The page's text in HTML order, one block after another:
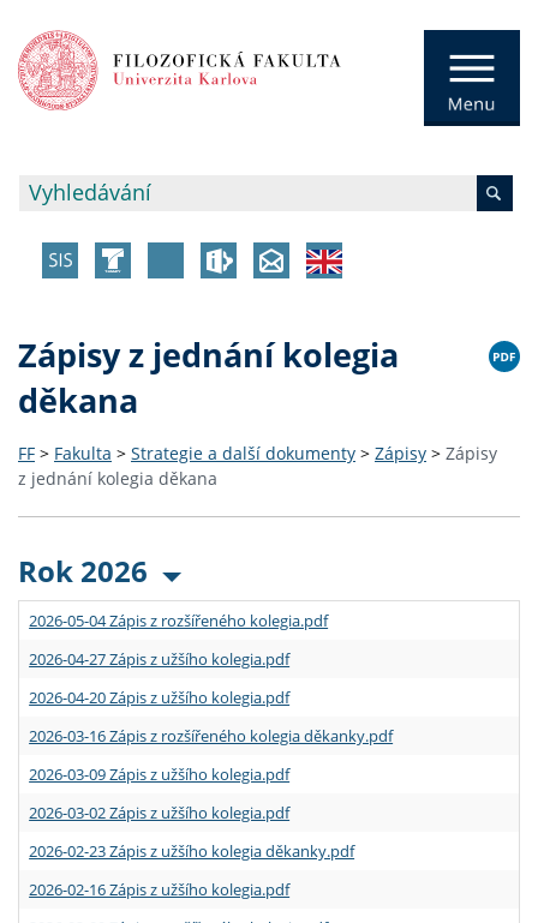
Zápisy z jednání kolegia
děkana
FF > Fakulta > Strategie a další dokumenty > Zápisy > Zápisy
z jednání kolegia děkana
Rok 2026
2026-05-04 Zápis z rozšířeného kolegia.pdf
2026-04-27 Zápis z užšího kolegia.pdf
2026-04-20 Zápis z užšího kolegia.pdf
2026-03-16 Zápis z rozšířeného kolegia děkanky.pdf
2026-03-09 Zápis z užšího kolegia.pdf
2026-03-02 Zápis z užšího kolegia.pdf
2026-02-23 Zápis z užšího kolegia děkanky.pdf
2026-02-16 Zápis z užšího kolegia.pdf